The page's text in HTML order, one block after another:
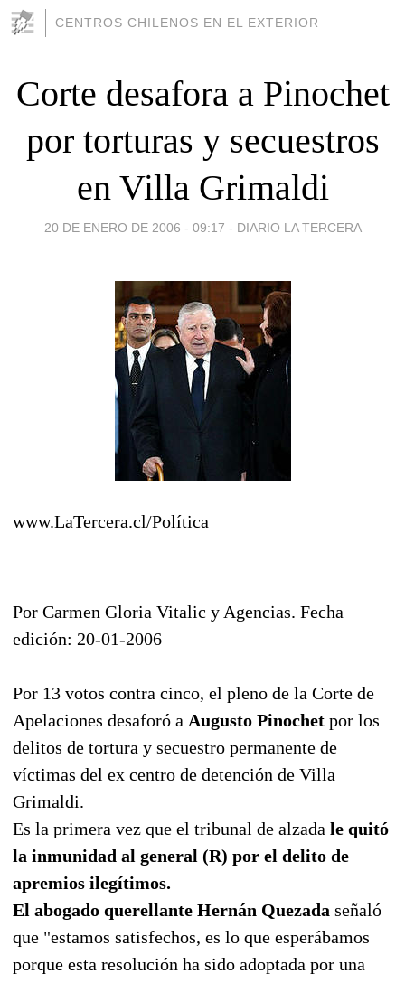
CENTROS CHILENOS EN EL EXTERIOR
Corte desafora a Pinochet
por torturas y secuestros
en Villa Grimaldi
20 DE ENERO DE 2006 - 09:17 - DIARIO LA TERCERA
www.LaTercera.cl/Política
Por Carmen Gloria Vitalic y Agencias. Fecha
edición: 20-01-2006
Por 13 votos contra cinco, el pleno de la Corte de
Apelaciones desaforó a Augusto Pinochet por los
delitos de tortura y secuestro permanente de
víctimas del ex centro de detención de Villa
Grimaldi.
Es la primera vez que el tribunal de alzada le quitó
la inmunidad al general (R) por el delito de
apremios ilegítimos.
El abogado querellante Hernán Quezada señaló
que "estamos satisfechos, es lo que esperábamos
porque esta resolución ha sido adoptada por una